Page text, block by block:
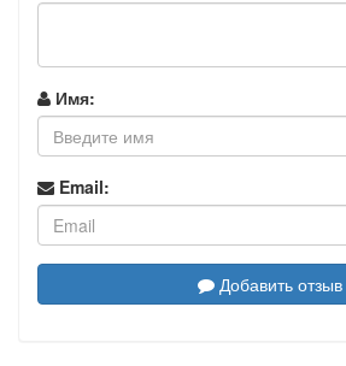
Имя:
Email:
Добавить отзыв